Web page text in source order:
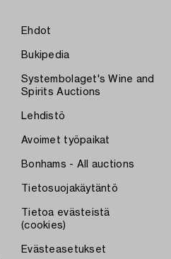
Ehdot
Bukipedia
Systembolaget's Wine and
Spirits Auctions
Lehdistö
Avoimet työpaikat
Bonhams - All auctions
Tietosuojakäytäntö
Tietoa evästeistä
(cookies)
Evästeasetukset